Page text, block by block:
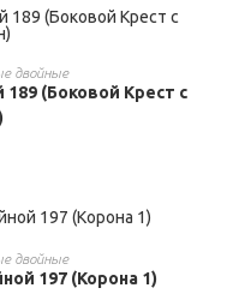
двойные
(Боковой Крест с
двойные
197 (Корона 1)